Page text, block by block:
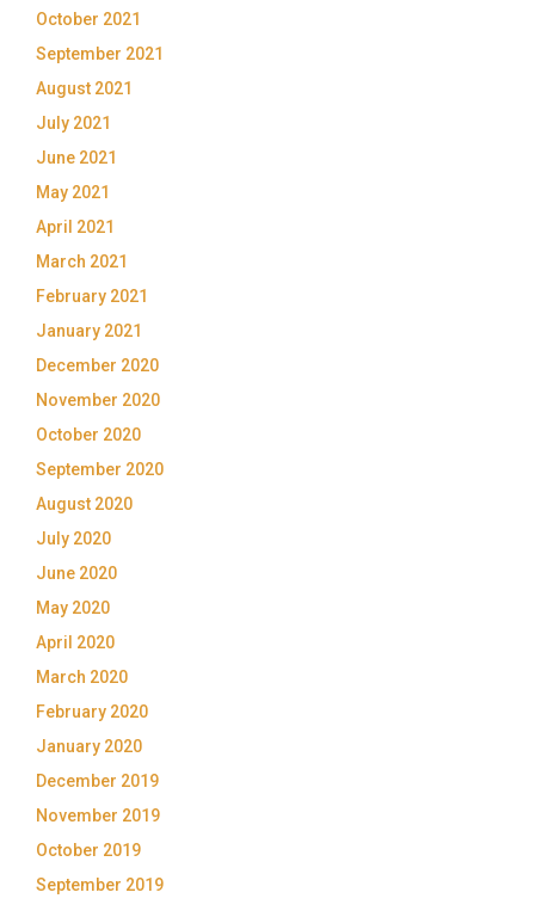
October 2021
September 2021
August 2021
July 2021
June 2021
May 2021
April 2021
March 2021
February 2021
January 2021
December 2020
November 2020
October 2020
September 2020
August 2020
July 2020
June 2020
May 2020
April 2020
March 2020
February 2020
January 2020
December 2019
November 2019
October 2019
September 2019